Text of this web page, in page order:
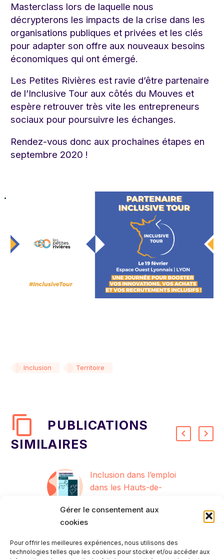
Gérer le consentement aux
cookies
Pour offrir les meilleures expériences, nous utilisons des
technologies telles que les cookies pour stocker et/ou accéder aux
Masterclass lors de laquelle nous
décrypterons les impacts de la crise dans les
organisations publiques et privées et les clés
pour adapter son offre aux nouveaux besoins
économiques qui ont émergé.
Les Petites Rivières est ravie d’être partenaire
de l’Inclusive Tour aux côtés du Mouves et
espère retrouver très vite les entrepreneurs
sociaux pour poursuivre les échanges.
Rendez-vous donc aux prochaines étapes en
septembre 2020 !
Inclusion Territoire
PUBLICATIONS
SIMILAIRES
Inclusion dans l’emploi
dans les Hauts-de-
sur l’égalité femmes-